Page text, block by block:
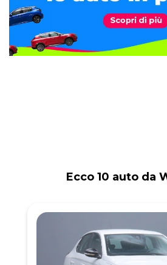
Ecco 10 auto da